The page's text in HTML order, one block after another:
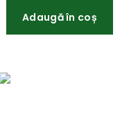
Adaugă în coș